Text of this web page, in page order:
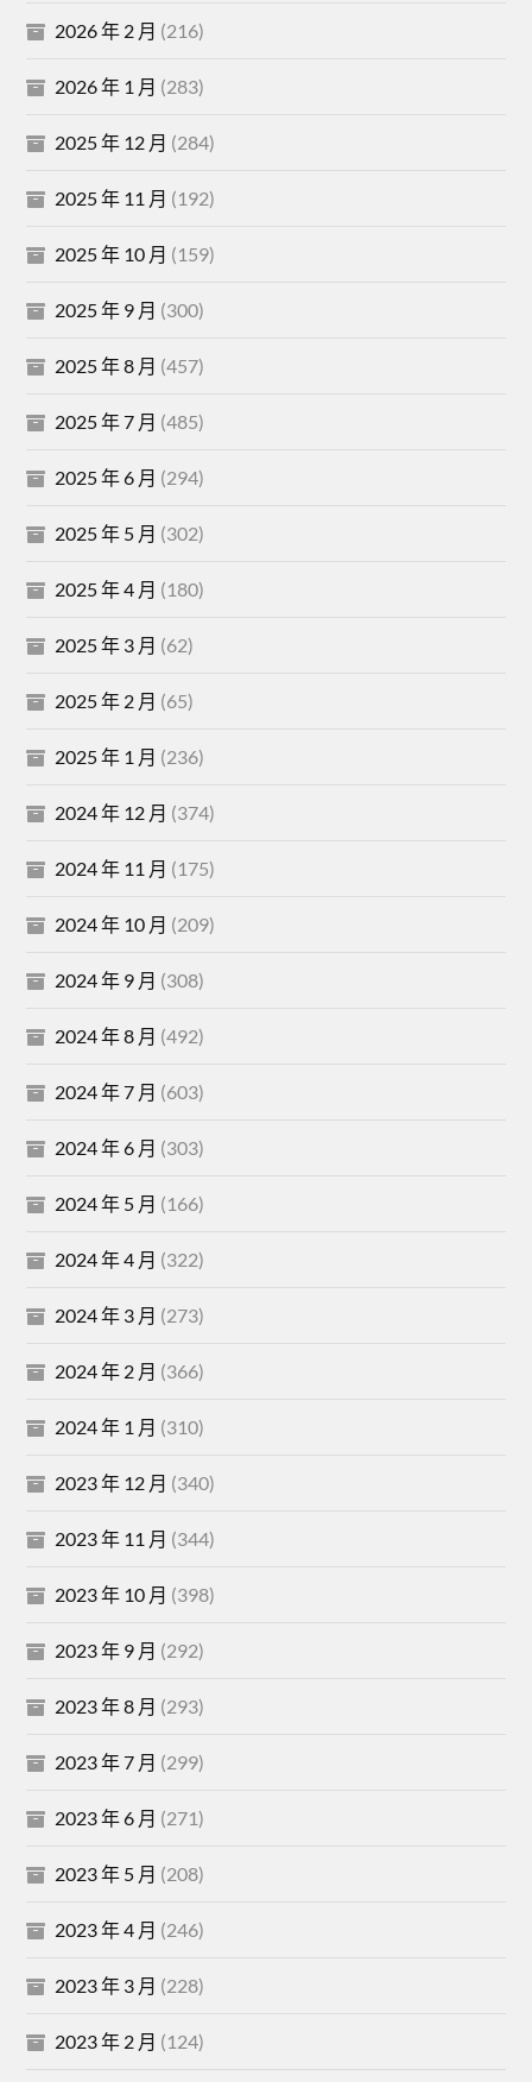
2026 年 2 月 (216)
2026 年 1 月 (283)
2025 年 12 月 (284)
2025 年 11 月 (192)
2025 年 10 月 (159)
2025 年 9 月 (300)
2025 年 8 月 (457)
2025 年 7 月 (485)
2025 年 6 月 (294)
2025 年 5 月 (302)
2025 年 4 月 (180)
2025 年 3 月 (62)
2025 年 2 月 (65)
2025 年 1 月 (236)
2024 年 12 月 (374)
2024 年 11 月 (175)
2024 年 10 月 (209)
2024 年 9 月 (308)
2024 年 8 月 (492)
2024 年 7 月 (603)
2024 年 6 月 (303)
2024 年 5 月 (166)
2024 年 4 月 (322)
2024 年 3 月 (273)
2024 年 2 月 (366)
2024 年 1 月 (310)
2023 年 12 月 (340)
2023 年 11 月 (344)
2023 年 10 月 (398)
2023 年 9 月 (292)
2023 年 8 月 (293)
2023 年 7 月 (299)
2023 年 6 月 (271)
2023 年 5 月 (208)
2023 年 4 月 (246)
2023 年 3 月 (228)
2023 年 2 月 (124)